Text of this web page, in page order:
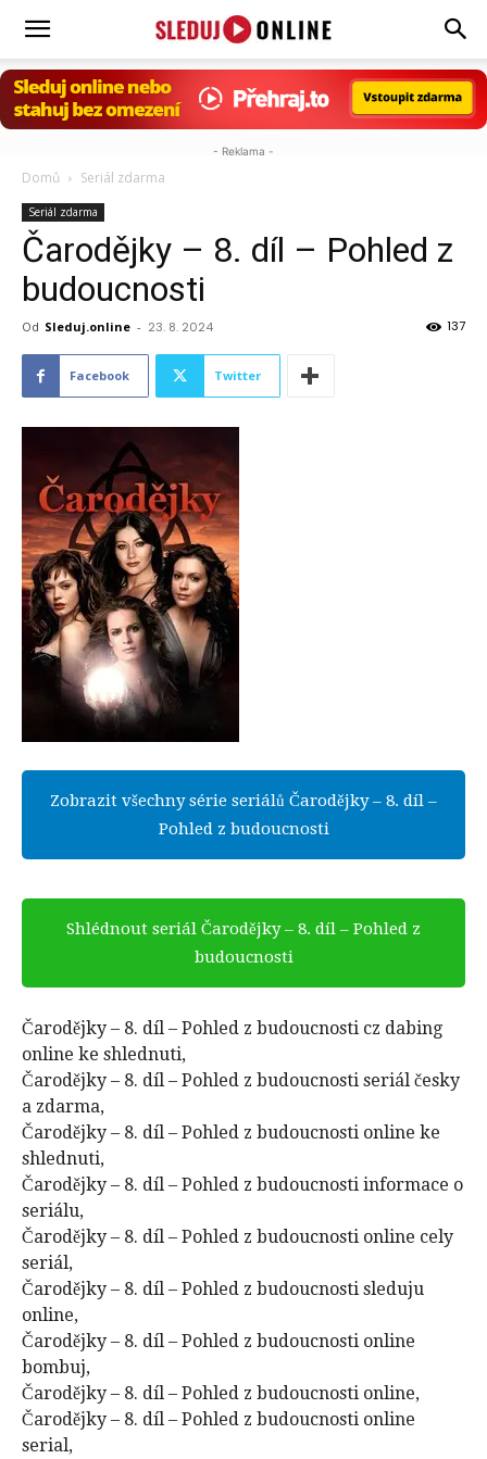
Sleduj.online
- Reklama -
Domů Seriál zdarma
Seriál zdarma
Čarodějky – 8. díl – Pohled z
budoucnosti
Od Sleduj.online - 23. 8. 2024 137
Facebook Twitter
Zobrazit všechny série seriálů Čarodějky – 8. díl –
Pohled z budoucnosti
Shlédnout seriál Čarodějky – 8. díl – Pohled z
budoucnosti
Čarodějky – 8. díl – Pohled z budoucnosti cz dabing
online ke shlednuti,
Čarodějky – 8. díl – Pohled z budoucnosti seriál česky
a zdarma,
Čarodějky – 8. díl – Pohled z budoucnosti online ke
shlednuti,
Čarodějky – 8. díl – Pohled z budoucnosti informace o
seriálu,
Čarodějky – 8. díl – Pohled z budoucnosti online cely
seriál,
Čarodějky – 8. díl – Pohled z budoucnosti sleduju
online,
Čarodějky – 8. díl – Pohled z budoucnosti online
bombuj,
Čarodějky – 8. díl – Pohled z budoucnosti online,
Čarodějky – 8. díl – Pohled z budoucnosti online
serial,